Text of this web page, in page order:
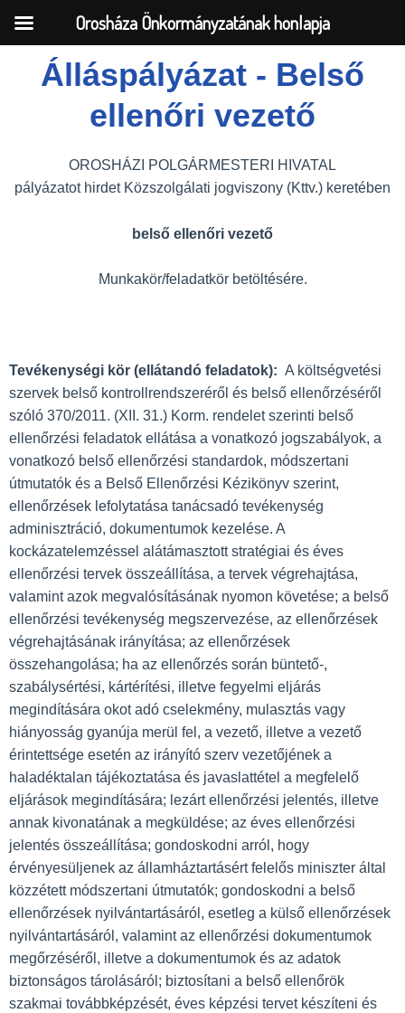
Álláspályázat - Belső
ellenőri vezető
OROSHÁZI POLGÁRMESTERI HIVATAL
pályázatot hirdet Közszolgálati jogviszony (Kttv.) keretében
belső ellenőri vezető
Munkakör/feladatkör betöltésére.
Tevékenységi kör (ellátandó feladatok): A költségvetési
szervek belső kontrollrendszeréről és belső ellenőrzéséről
szóló 370/2011. (XII. 31.) Korm. rendelet szerinti belső
ellenőrzési feladatok ellátása a vonatkozó jogszabályok, a
vonatkozó belső ellenőrzési standardok, módszertani
útmutatók és a Belső Ellenőrzési Kézikönyv szerint,
ellenőrzések lefolytatása tanácsadó tevékenység
adminisztráció, dokumentumok kezelése. A
kockázatelemzéssel alátámasztott stratégiai és éves
ellenőrzési tervek összeállítása, a tervek végrehajtása,
valamint azok megvalósításának nyomon követése; a belső
ellenőrzési tevékenység megszervezése, az ellenőrzések
végrehajtásának irányítása; az ellenőrzések
összehangolása; ha az ellenőrzés során büntető-,
szabálysértési, kártérítési, illetve fegyelmi eljárás
megindítására okot adó cselekmény, mulasztás vagy
hiányosság gyanúja merül fel, a vezető, illetve a vezető
érintettsége esetén az irányító szerv vezetőjének a
haladéktalan tájékoztatása és javaslattétel a megfelelő
eljárások megindítására; lezárt ellenőrzési jelentés, illetve
annak kivonatának a megküldése; az éves ellenőrzési
jelentés összeállítása; gondoskodni arról, hogy
érvényesüljenek az államháztartásért felelős miniszter által
közzétett módszertani útmutatók; gondoskodni a belső
ellenőrzések nyilvántartásáról, esetleg a külső ellenőrzések
nyilvántartásáról, valamint az ellenőrzési dokumentumok
megőrzéséről, illetve a dokumentumok és az adatok
biztonságos tárolásáról; biztosítani a belső ellenőrök
szakmai továbbképzését, éves képzési tervet készíteni és
Orosháza Önkormányzatának honlapja